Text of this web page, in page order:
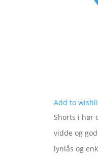
Add to
Shorts i hør
vidde og
lynlås og